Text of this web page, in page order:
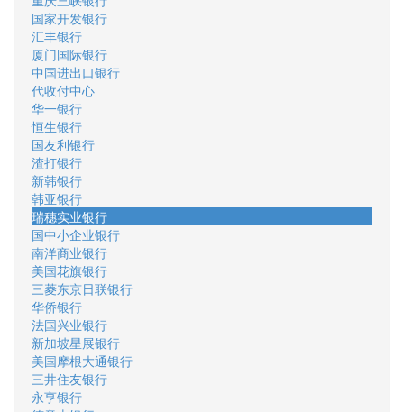
国家开发银行
汇丰银行
厦门国际银行
中国进出口银行
代收付中心
华一银行
恒生银行
国友利银行
渣打银行
新韩银行
韩亚银行
瑞穗实业银行
国中小企业银行
南洋商业银行
美国花旗银行
三菱东京日联银行
华侨银行
法国兴业银行
新加坡星展银行
美国摩根大通银行
三井住友银行
永亨银行